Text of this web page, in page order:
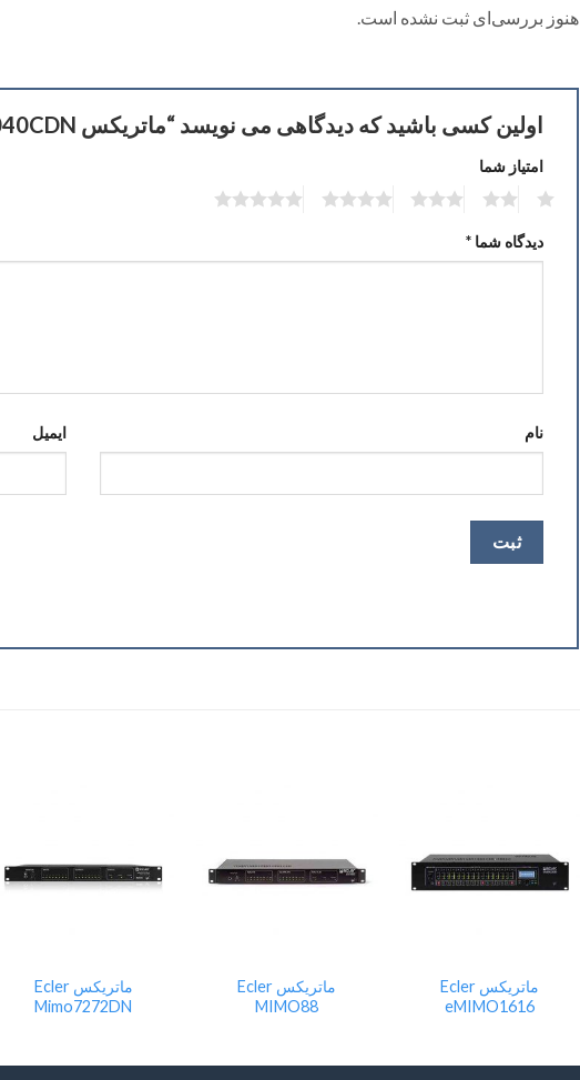
هنوز بررسی‌ای ثبت نشده است.
اولین کسی باشید که دیدگاهی می نویسد “ماتریکس Ecler MIMO4040CDN”
امتیاز شما
دیدگاه شما *
نام ایمیل
to
wishlist
ماتریکس Ecler
eMIMO1616
wishlist
ماتریکس Ecler
MIMO88
ماتریکس Ecler
Mimo7272DN